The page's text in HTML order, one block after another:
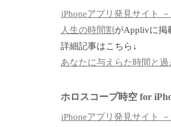
iPhoneアプリ発見サイト
人生の時間割 がApplivに掲
詳細記事はこちら↓
あなたに与えらた時間と過
ホロスコープ時空 for
iPhoneアプリ発見サイト